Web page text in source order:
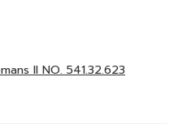
II NO. 541.32.623